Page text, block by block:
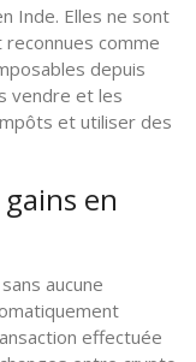
Inde. Elles ne sont
reconnues comme
depuis
vendre et les
et utiliser des
en
aucune
effectuée